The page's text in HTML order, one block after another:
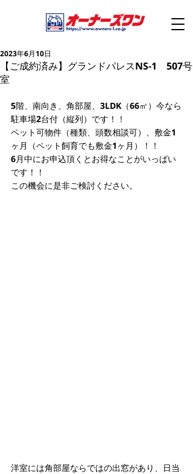
【ご成約済み】グランドパレスNS-1 507号
室
2023年6月10日
5階、南向き、角部屋、3LDK（66㎡）今なら
駐車場2台付（縦列）です！！
ペット可物件（種類、頭数相談可）、敷金1
ヶ月（ペット飼育でも敷金1ヶ月）！！
6月中にお申込頂くとお得なことがいっぱい
です！！
この機会に是非ご検討ください。
洋室には角部屋ならではの出窓があり、日当